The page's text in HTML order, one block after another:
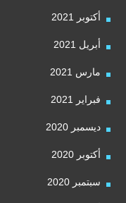
أكتوبر 2021
أبريل 2021
مارس 2021
فبراير 2021
ديسمبر 2020
أكتوبر 2020
سبتمبر 2020